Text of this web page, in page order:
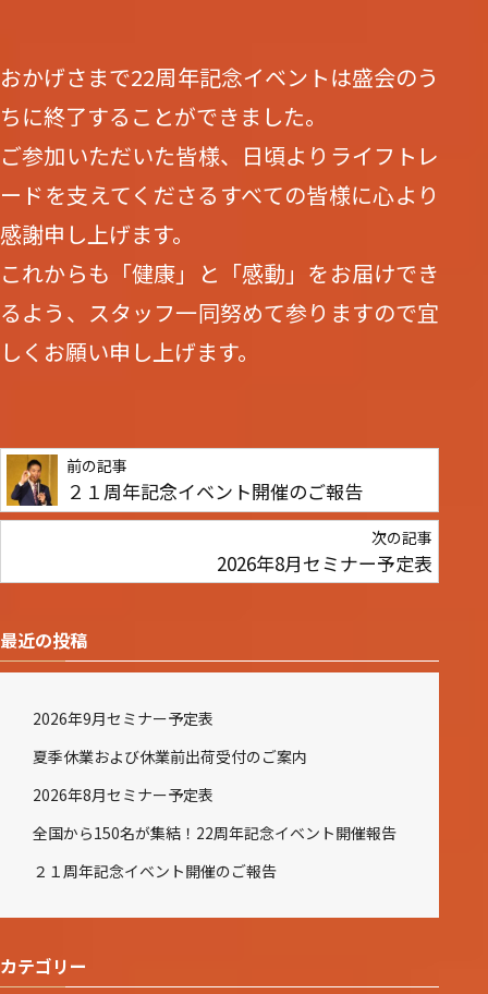
おかげさまで22周年記念イベントは盛会のう
ちに終了することができました。
ご参加いただいた皆様、日頃よりライフトレ
ードを支えてくださるすべての皆様に心より
感謝申し上げます。
これからも「健康」と「感動」をお届けでき
るよう、スタッフ一同努めて参りますので宜
しくお願い申し上げます。
前の記事
２１周年記念イベント開催のご報告
次の記事
2026年8月セミナー予定表
最近の投稿
2026年9月セミナー予定表
夏季休業および休業前出荷受付のご案内
2026年8月セミナー予定表
全国から150名が集結！22周年記念イベント開催報告
２１周年記念イベント開催のご報告
カテゴリー